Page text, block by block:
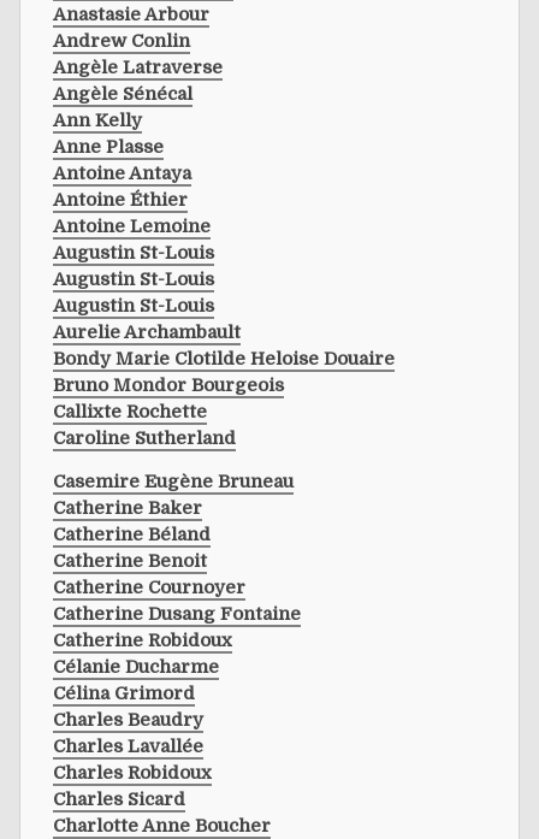
Anastasie Arbour
Andrew Conlin
Angèle Latraverse
Angèle Sénécal
Ann Kelly
Anne Plasse
Antoine Antaya
Antoine Éthier
Antoine Lemoine
Augustin St-Louis
Augustin St-Louis
Augustin St-Louis
Aurelie Archambault
Bondy Marie Clotilde Heloise Douaire
Bruno Mondor Bourgeois
Callixte Rochette
Caroline Sutherland
Casemire Eugène Bruneau
Catherine Baker
Catherine Béland
Catherine Benoit
Catherine Cournoyer
Catherine Dusang Fontaine
Catherine Robidoux
Célanie Ducharme
Célina Grimord
Charles Beaudry
Charles Lavallée
Charles Robidoux
Charles Sicard
Charlotte Anne Boucher